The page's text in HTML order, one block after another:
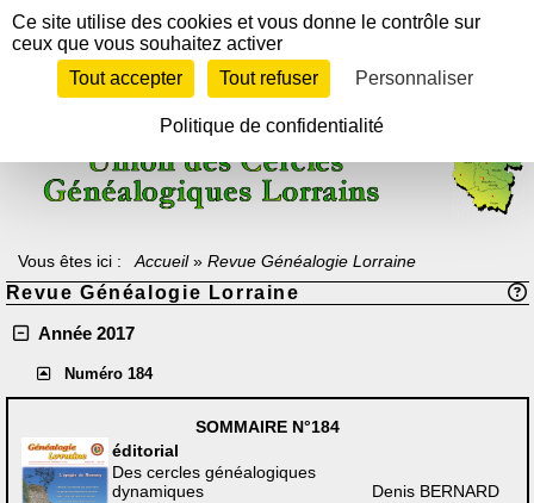
Texte à méditer :
"Celui qui ne sait pas d'où il vient ne peut savoir où il
va, car il ne sait pas où il est.
En ce sens, le passé est la rampe de lancement vers l'avenir".
Archiduc Otto de Lorraine-Habsbourg
Vous êtes ici : Accueil» Revue Généalogie Lorraine
Revue Généalogie Lorraine
Année 2017
Numéro 184
SOMMAIREN°184
éditorial
Des cercles généalogiques
dynamiques
Denis BERNARD
Ce site utilise des cookies et vous donne le contrôle sur
ceux que vous souhaitez activer
Tout accepter
Tout refuser Personnaliser
Politique de confidentialité